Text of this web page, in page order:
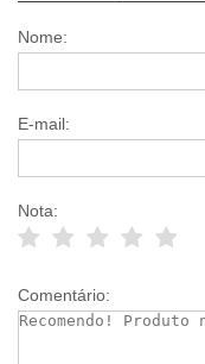
Nome:
E-mail:
Nota:
Comentário: